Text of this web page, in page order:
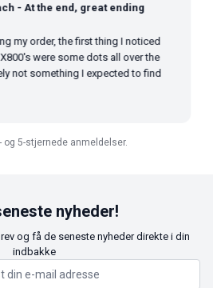
- At the end, great ending
my order, the first thing I noticed
were some dots all over the
not something I expected to find
og 5-stjernede anmeldelser.
nyheder!
og få de seneste nyheder direkte i din
indbakke